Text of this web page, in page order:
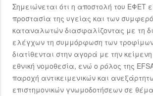
Σημειώνεται ότι η αποστολή του ΕΦΕΤ
προστασία της υγείας και των
καταναλωτών διασφαλίζοντας με τη
ελέγχων τη συμμόρφωση των
διατίθενται στην αγορά με την
εθνική νομοθεσία, ενώ o ρόλος της
παροχή αντικειμενικών και
επιστημονικών γνωμοδοτήσεων σε